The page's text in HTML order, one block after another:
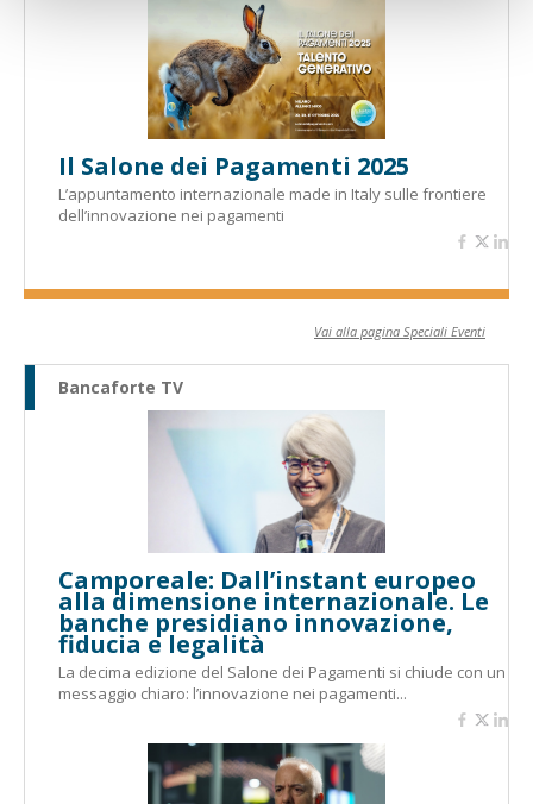
Il Salone dei Pagamenti 2025
L’appuntamento internazionale made in Italy sulle frontiere
dell’innovazione nei pagamenti
Vai alla pagina Speciali Eventi
Bancaforte TV
Camporeale: Dall’instant europeo
alla dimensione internazionale. Le
banche presidiano innovazione,
fiducia e legalità
La decima edizione del Salone dei Pagamenti si chiude con un
messaggio chiaro: l’innovazione nei pagamenti...